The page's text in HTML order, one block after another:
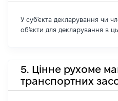
У суб'єкта декларування чи
об'єкти для декларування в
5. Цінне рухоме
транспортних